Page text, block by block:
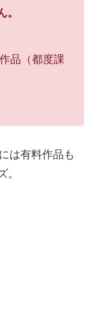
。
品（都度課
は有料作品も
。